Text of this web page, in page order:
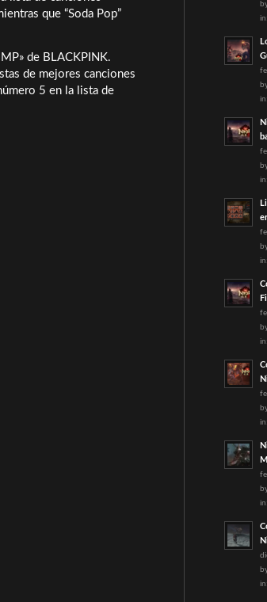
que “Soda Pop”
de BLACKPINK.
de mejores canciones
5 en la lista de
in:
in:
in:
in:
in:
in:
in:
in: